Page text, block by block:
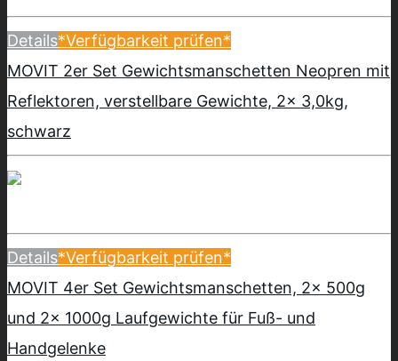
Details*Verfügbarkeit prüfen*
MOVIT 2er Set Gewichtsmanschetten Neopren mit
Reflektoren, verstellbare Gewichte, 2x 3,0kg,
schwarz
Details*Verfügbarkeit prüfen*
MOVIT 4er Set Gewichtsmanschetten, 2x 500g
und 2x 1000g Laufgewichte für Fuß- und
Handgelenke